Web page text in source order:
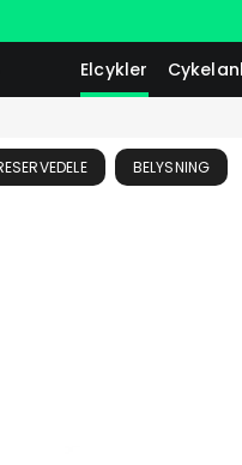
Elcykler
BELYSNING